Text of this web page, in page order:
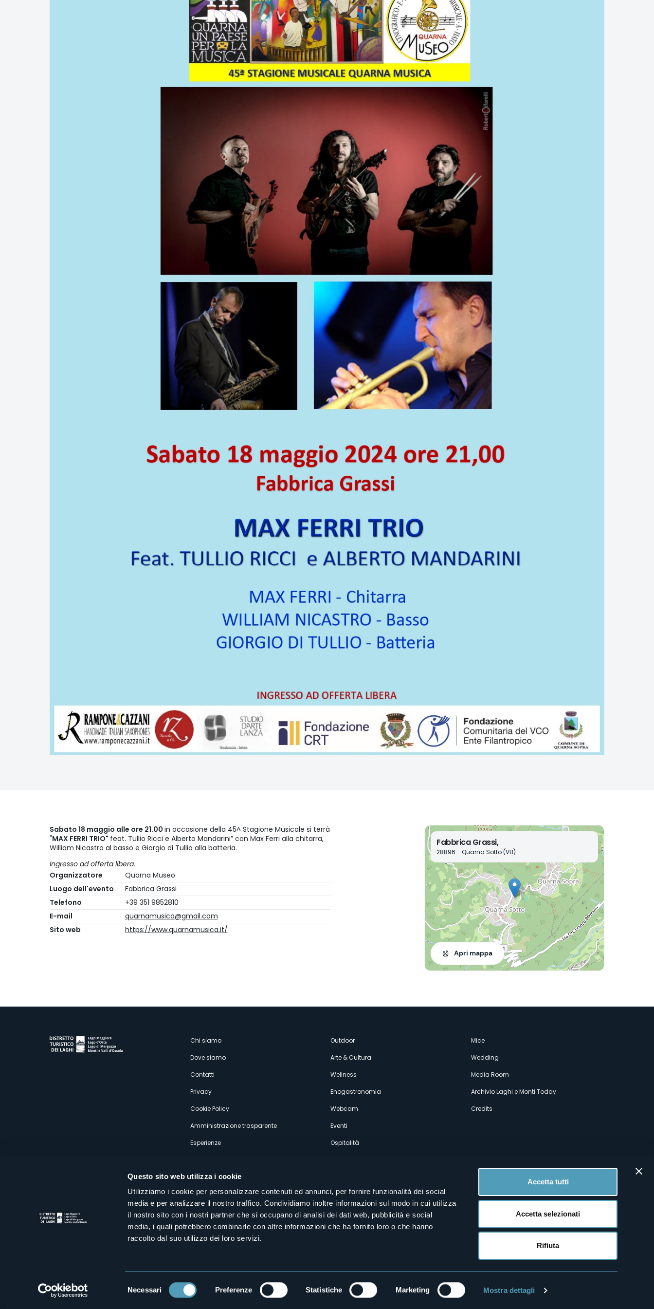
Questo sito web utilizza i cookie
Utilizziamo i cookie per personalizzare contenuti ed annunci, per fornire funzionalità dei social
media e per analizzare il nostro traffico. Condividiamo inoltre informazioni sul modo in cui utilizza
il nostro sito con i nostri partner che si occupano di analisi dei dati web, pubblicità e social
media, i quali potrebbero combinarle con altre informazioni che ha fornito loro o che hanno
raccolto dal suo utilizzo dei loro servizi.
Necessari Preferenze Statistiche Marketing Mostra dettagli
Accetta tutti
Accetta selezionati
Rifiuta
Sabato 18 maggio alle ore 21.00 in occasione della 45^ Stagione Musicale si terrà
"MAX FERRI TRIO" feat. Tullio Ricci e Alberto Mandarini” con Max Ferri alla chitarra,
William Nicastro al basso e Giorgio di Tullio alla batteria.
Ingresso ad offerta libera.
Organizzatore
Quarna Museo
Luogo dell'evento
Fabbrica Grassi
Telefono
+39 351 9852810
E-mail
quarnamusica@gmail.com
Sito web
https://www.quarnamusica.it/
Fabbrica Grassi,
28896 - Quarna Sotto (VB)
Apri mappa
Menù
secondario
Chi siamo
Dove siamo
Contatti
Privacy
Cookie Policy
Amministrazione trasparente
Esperienze
Outdoor
Arte & Cultura
Wellness
Enogastronomia
Webcam
Eventi
Ospitalità
Mice
Wedding
Media Room
Archivio Laghi e Monti Today
Credits
Distretto Turistico dei Laghi Scrl
Sede legale e operativa: Corso Italia 26 - 28838 Stresa VB - Italy
infoturismo@distrettolaghi.itedistrettolaghi@legalmail.it
Seguici sui nostri canali social